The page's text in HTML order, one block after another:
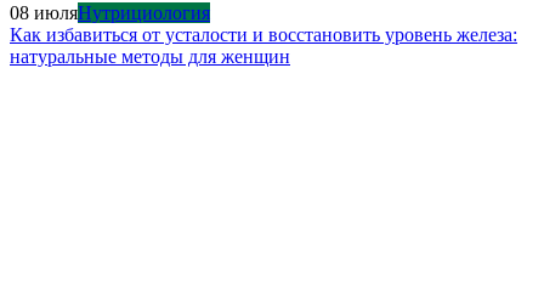
08 июляНутрициология
Как избавиться от усталости и восстановить уровень железа:
натуральные методы для женщин